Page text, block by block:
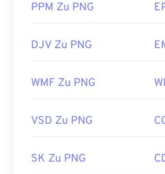
PPM Zu PNG
DJV Zu PNG
WMF Zu PNG
VSD Zu PNG
SK Zu PNG